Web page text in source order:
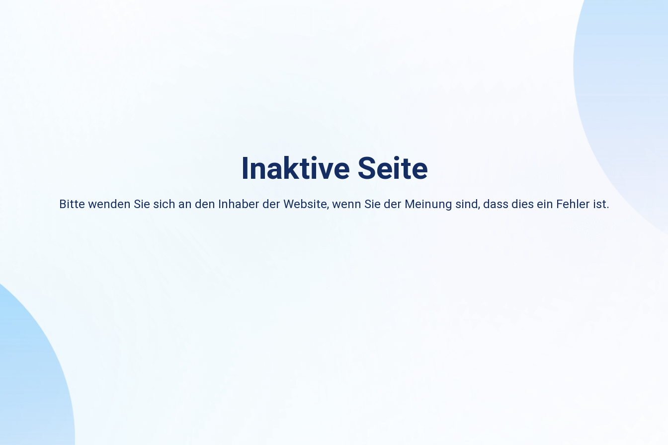
Inaktive Seite
Bitte wenden Sie sich an den Inhaber der Website, wenn Sie der Meinung sind, dass dies ein Fehler ist.